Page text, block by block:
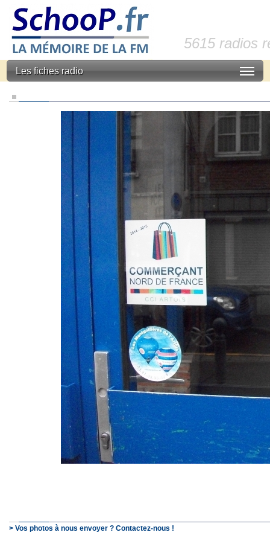
5615 radios
Les fiches radio
> Vos photos à nous envoyer ? Contactez-nous !